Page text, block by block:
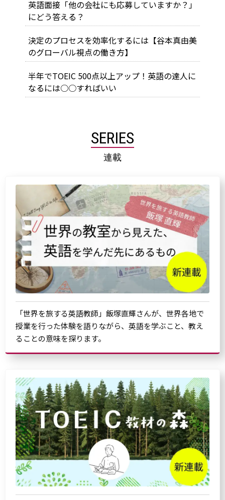
英語面接「他の会社にも応募していますか？」
にどう答える？
決定のプロセスを効率化するには【谷本真由美
のグローバル視点の働き方】
半年でTOEIC 500点以上アップ！英語の達人に
なるには○○すればいい
SERIES
連載
「世界を旅する英語教師」飯塚直輝さんが、世界各地で
授業を行った体験を語りながら、英語を学ぶこと、教え
ることの意味を探ります。